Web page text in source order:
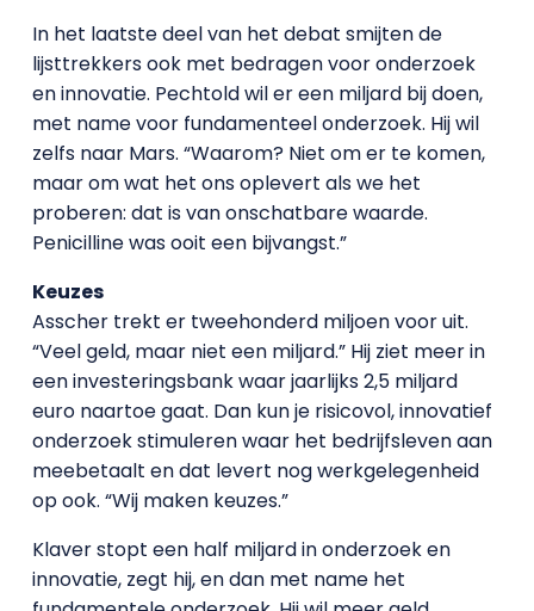
In het laatste deel van het debat smijten de
lijsttrekkers ook met bedragen voor onderzoek
en innovatie. Pechtold wil er een miljard bij doen,
met name voor fundamenteel onderzoek. Hij wil
zelfs naar Mars. “Waarom? Niet om er te komen,
maar om wat het ons oplevert als we het
proberen: dat is van onschatbare waarde.
Penicilline was ooit een bijvangst.”
Keuzes
Asscher trekt er tweehonderd miljoen voor uit.
“Veel geld, maar niet een miljard.” Hij ziet meer in
een investeringsbank waar jaarlijks 2,5 miljard
euro naartoe gaat. Dan kun je risicovol, innovatief
onderzoek stimuleren waar het bedrijfsleven aan
meebetaalt en dat levert nog werkgelegenheid
op ook. “Wij maken keuzes.”
Klaver stopt een half miljard in onderzoek en
innovatie, zegt hij, en dan met name het